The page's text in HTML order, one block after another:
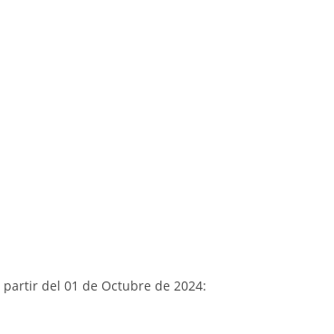
partir del 01 de Octubre de 2024: